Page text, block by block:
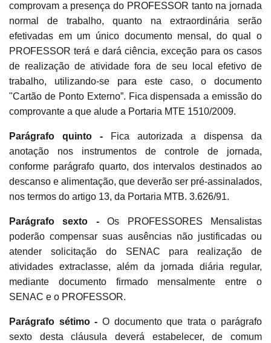
comprovam a presença do PROFESSOR tanto na jornada
normal de trabalho, quanto na extraordinária serão
efetivadas em um único documento mensal, do qual o
PROFESSOR terá e dará ciência, exceção para os casos
de realização de atividade fora de seu local efetivo de
trabalho, utilizando-se para este caso, o documento
"Cartão de Ponto Externo”. Fica dispensada a emissão do
comprovante a que alude a Portaria MTE 1510/2009.
Parágrafo quinto -
Fica autorizada a dispensa da
anotação nos instrumentos de controle de jornada,
conforme parágrafo quarto, dos intervalos destinados ao
descanso e alimentação, que deverão ser pré-assinalados,
nos termos do artigo 13, da Portaria MTB. 3.626/91.
Parágrafo sexto -Os PROFESSORES Mensalistas
poderão compensar suas ausências não justificadas ou
atender solicitação do SENAC para realização de
atividades extraclasse, além da jornada diária regular,
mediante documento firmado mensalmente entre o
SENAC e o PROFESSOR.
Parágrafo sétimo - O documento que trata o parágrafo
sexto desta cláusula deverá estabelecer, de comum